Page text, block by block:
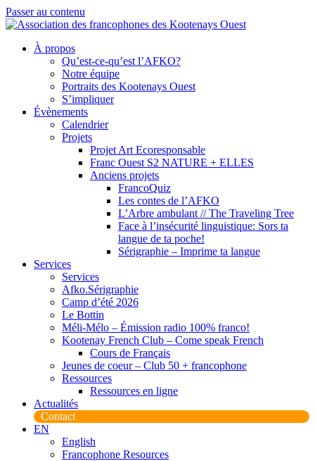
Passer au contenu
À propos
Qu’est-ce-qu’est l’AFKO?
Notre équipe
Portraits des Kootenays Ouest
S’impliquer
Évènements
Calendrier
Projets
Projet Art Ecoresponsable
Franc Ouest S2 NATURE + ELLES
Anciens projets
FrancoQuiz
Les contes de l’AFKO
L’Arbre ambulant // The Traveling Tree
Face à l’insécurité linguistique: Sors ta
langue de ta poche!
Sérigraphie – Imprime ta langue
Services
Services
Afko.Sérigraphie
Camp d’été 2026
Le Bottin
Méli-Mélo – Émission radio 100% franco!
Kootenay French Club – Come speak French
Cours de Français
Jeunes de coeur – Club 50 + francophone
Ressources
Ressources en ligne
Actualités
Contact
EN
English
Francophone Resources